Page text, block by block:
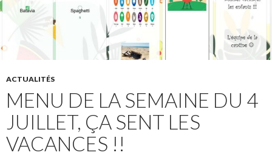
ACTUALITÉS
MENU DE LA SEMAINE DU 4
JUILLET, ÇA SENT LES
VACANCES !!